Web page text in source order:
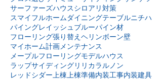
サーファーズハウスシロアリ対策
スマイフルホームダイニングテーブルニチハ
パイングレイッシュブルーパイン材
フローリング張り替え ヘリンボーン壁
マイホーム計画 メンテナンス
メープルフローリングモデルハウス
ラップサイディングリリカラ ルノン
レッドシダー 上棟 上棟準備内装工事内装建具